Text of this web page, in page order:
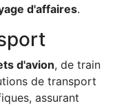
d'affaires.
d'avion, de train
de transport
assurant